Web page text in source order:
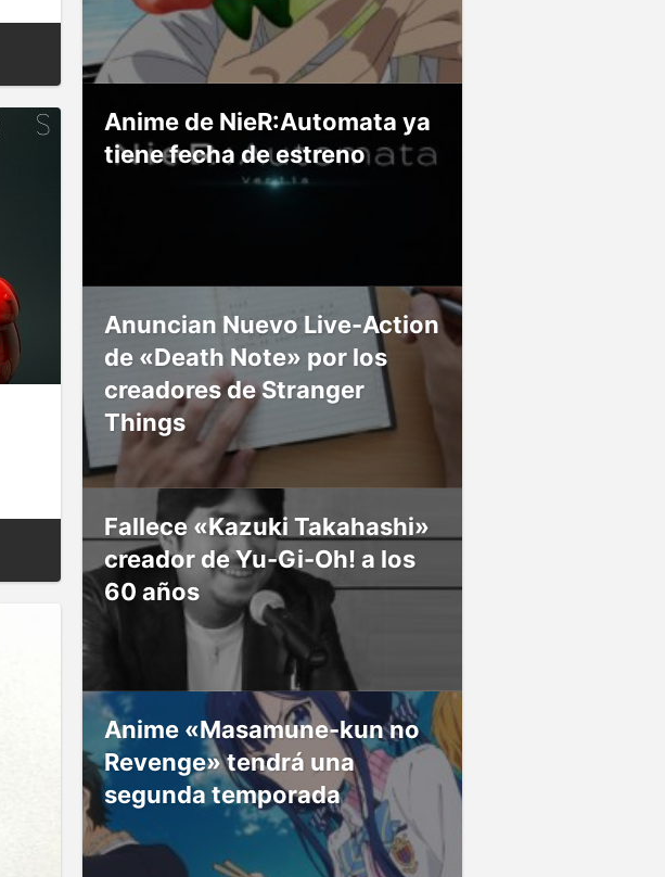
Anime de NieR:Automata ya
tiene fecha de estreno
Anuncian Nuevo Live-Action
de «Death Note» por los
creadores de Stranger
Things
Fallece «Kazuki Takahashi»
creador de Yu-Gi-Oh! a los
60 años
Anime «Masamune-kun no
Revenge» tendrá una
segunda temporada